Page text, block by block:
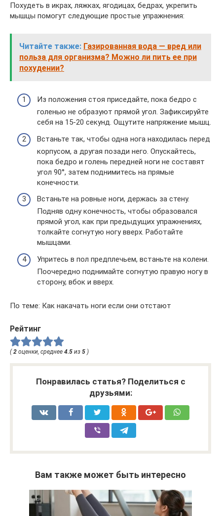
Похудеть в икрах, ляжках, ягодицах, бедрах, укрепить
мышцы помогут следующие простые упражнения:
Читайте также: Газированная вода — вред или
польза для организма? Можно ли пить ее при
похудении?
Из положения стоя приседайте, пока бедро с
голенью не образуют прямой угол. Зафиксируйте
себя на 15-20 секунд. Ощутите напряжение мышц.
Встаньте так, чтобы одна нога находилась перед
корпусом, а другая позади него. Опускайтесь,
пока бедро и голень передней ноги не составят
угол 90°, затем поднимитесь на прямые
конечности.
Встаньте на ровные ноги, держась за стену.
Подняв одну конечность, чтобы образовался
прямой угол, как при предыдущих упражнениях,
толкайте согнутую ногу вверх. Работайте
мышцами.
Упритесь в пол предплечьем, встаньте на колени.
Поочередно поднимайте согнутую правую ногу в
сторону, вбок и вверх.
По теме: Как накачать ноги если они отстают
Рейтинг
( 2 оценки, среднее 4.5 из 5 )
Понравилась статья? Поделиться с
друзьями:
Вам также может быть интересно